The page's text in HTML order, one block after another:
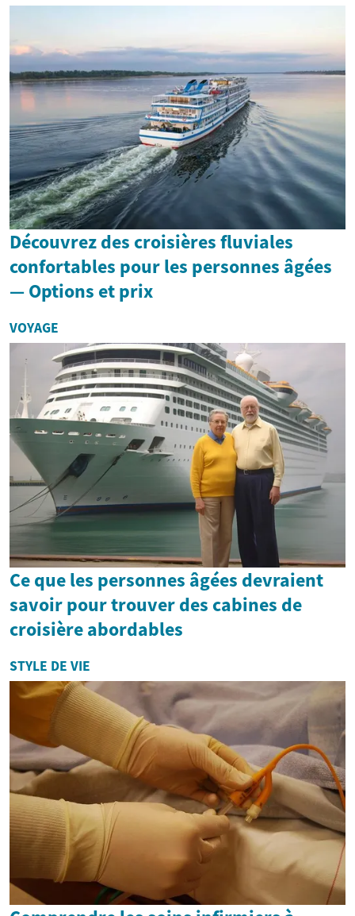
Découvrez des croisières fluviales
confortables pour les personnes âgées
— Options et prix
VOYAGE
Ce que les personnes âgées devraient
savoir pour trouver des cabines de
croisière abordables
STYLE DE VIE